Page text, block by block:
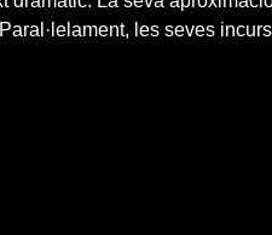
les seves